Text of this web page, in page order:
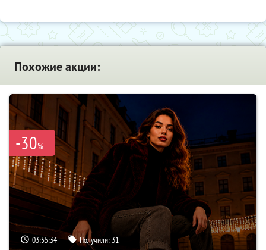
Похожие акции:
-30%
03:55:33 Получили: 31